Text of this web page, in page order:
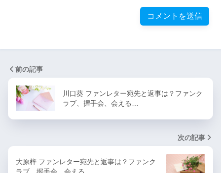
前の記事
川口葵 ファンレター宛先と返事は？ファンク
ラブ、握手会、会える…
次の記事
大原梓 ファンレター宛先と返事は？ファンク
ラブ、握手会、会える…